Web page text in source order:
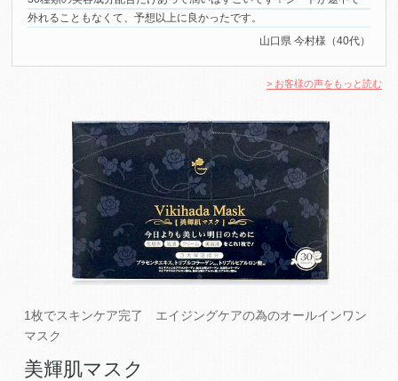
外れることもなくて、予想以上に良かったです。
山口県 今村様（40代）
> お客様の声をもっと読む
1枚でスキンケア完了 エイジングケアの為のオールインワン
マスク
美輝肌マスク